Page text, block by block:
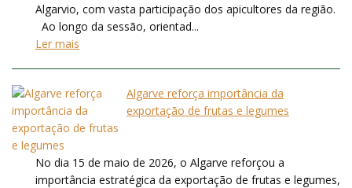
Algarvio, com vasta participação dos apicultores da região.
Ao longo da sessão, orientad...
Ler mais
Algarve reforça importância da
exportação de frutas e legumes
No dia 15 de maio de 2026, o Algarve reforçou a
importância estratégica da exportação de frutas e legumes,